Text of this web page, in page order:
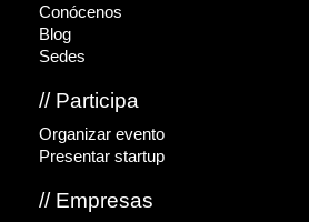
Conócenos
Blog
Sedes
// Participa
Organizar evento
Presentar startup
// Empresas